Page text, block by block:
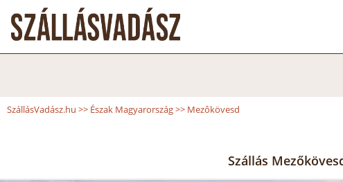
SzállásVadász.hu >> Észak Magyarország>> Mezôkövesd
Szállás